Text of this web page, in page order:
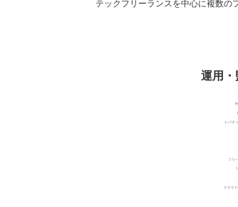
テックフリーランスを中心に複数の
運用・